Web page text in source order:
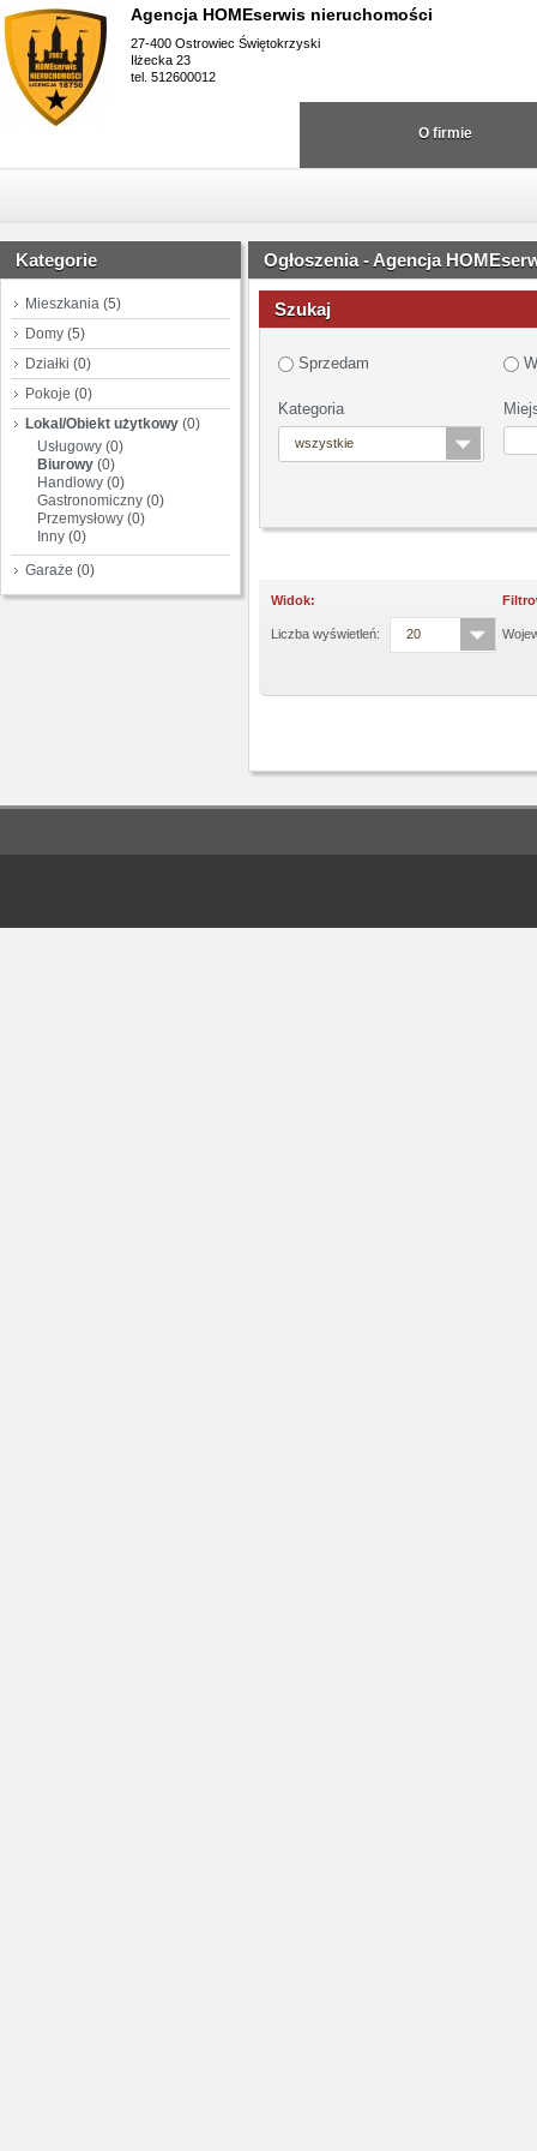
Agencja HOMEserwis nieruchomości
27-400 Ostrowiec Świętokrzyski
Iłżecka 23
tel. 512600012
O firmie
Kategorie
Mieszkania (5)
Domy (5)
Działki (0)
Pokoje (0)
Lokal/Obiekt użytkowy (0)
Usługowy (0)
Biurowy (0)
Handlowy (0)
Gastronomiczny (0)
Przemysłowy (0)
Inny (0)
Garaże (0)
Ogłoszenia - Agencja
Szukaj
Sprzedam
Kategoria
wszystkie
Widok:
Liczba wyświetleń: 20